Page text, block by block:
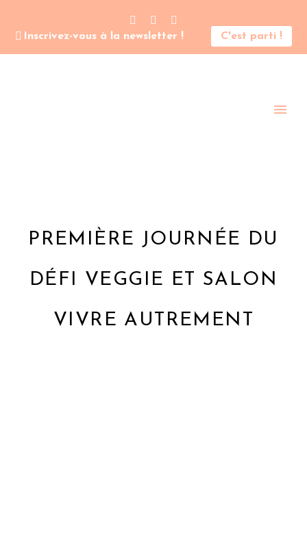
Inscrivez-vous à la newsletter ! C'est parti !
PREMIÈRE JOURNÉE DU
DÉFI VEGGIE ET SALON
VIVRE AUTREMENT